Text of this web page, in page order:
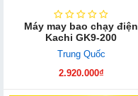
Máy may bao chạy điện
Kachi GK9-200
Trung Quốc
2.920.000₫